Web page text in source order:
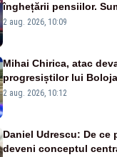
înghețării pensiilor.
pierdute de fiecare
2 aug. 2026, 10:09
Mihai Chirica, atac
progresiștilor lui
protejăm și natura, dar
2 aug. 2026, 10:12
Daniel Udrescu: De ce
deveni conceptul